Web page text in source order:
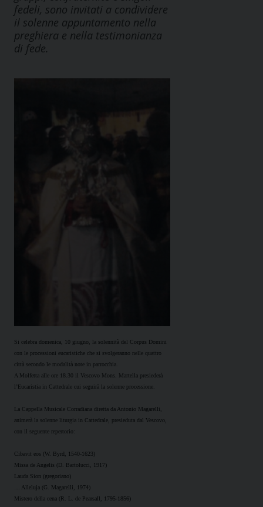
fedeli, sono invitati a condividere
il solenne appuntamento nella
preghiera e nella testimonianza
di fede.
Si celebra domenica, 10 giugno, la solennità del Corpus Domini
con le processioni eucaristiche che si svolgeranno nelle quattro
città secondo le modalità note in parrocchia.
A Molfetta alle ore 18.30 il Vescovo Mons. Martella presiederà
l’Eucaristia in Cattedrale cui seguirà la solenne processione.
La Cappella Musicale Corradiana diretta da Antonio Magarelli,
animerà la solenne liturgia in Cattedrale, presieduta dal Vescovo,
con il seguente repertorio:
Cibavit eos (W. Byrd, 1540-1623)
Missa de Angelis (D. Bartolucci, 1917)
Lauda Sion (gregoriano)
Alleluja (G. Magarelli, 1974)
Mistero della cena (R. L. de Pearsall, 1795-1856)